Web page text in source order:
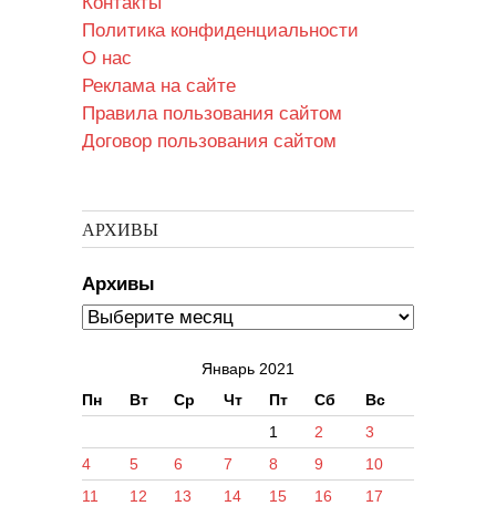
Политика конфиденциальности
О нас
Реклама на сайте
Правила пользования сайтом
Договор пользования сайтом
АРХИВЫ
Архивы
Январь 2021
Пн
Вт Ср Чт Пт Сб Вс
1 2
3
4
5 6 7 8 9
10
11
12 13 14 15 16
17